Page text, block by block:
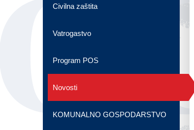
Civilna zaštita
Vatrogastvo
Program POS
Novosti
KOMUNALNO GOSPODARSTVO